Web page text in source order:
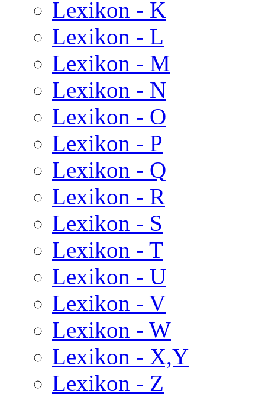
Lexikon - K
Lexikon - L
Lexikon - M
Lexikon - N
Lexikon - O
Lexikon - P
Lexikon - Q
Lexikon - R
Lexikon - S
Lexikon - T
Lexikon - U
Lexikon - V
Lexikon - W
Lexikon - X,Y
Lexikon - Z